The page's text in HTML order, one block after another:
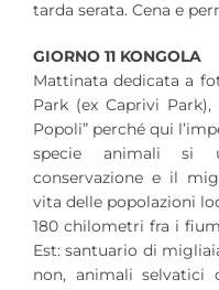
tarda serata. Cena e
GIORNO 11 KONGOLA
Mattinata dedicata a
Park (ex Caprivi
Popoli” perché qui
specie animali si
conservazione e il
vita delle popolazioni
180 chilometri fra i
Est: santuario di
non, animali selvatici